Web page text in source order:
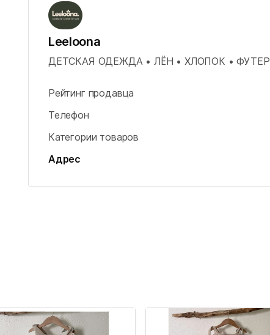
Leeloona
ДЕТСКАЯ ОДЕЖДА • ЛЁН • ХЛОПОК • ФУТЕР
Рейтинг продавца
Телефон
Категории товаров
Адрес